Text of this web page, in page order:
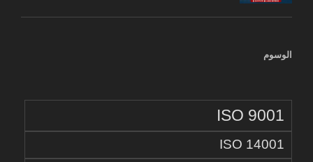
الوسوم
ISO 9001
ISO 14001